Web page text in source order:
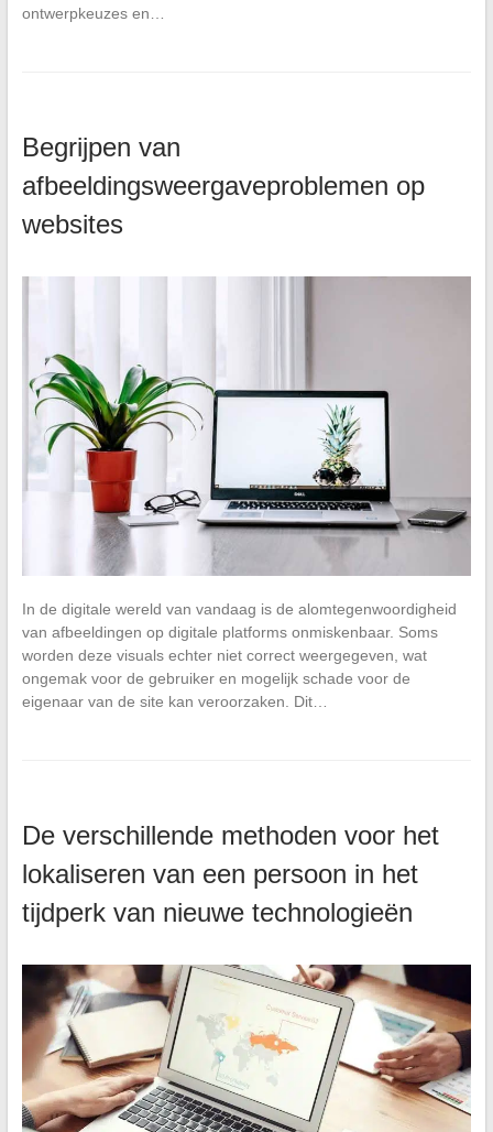
ontwerpkeuzes en…
Begrijpen van
afbeeldingsweergaveproblemen op
websites
In de digitale wereld van vandaag is de alomtegenwoordigheid
van afbeeldingen op digitale platforms onmiskenbaar. Soms
worden deze visuals echter niet correct weergegeven, wat
ongemak voor de gebruiker en mogelijk schade voor de
eigenaar van de site kan veroorzaken. Dit…
De verschillende methoden voor het
lokaliseren van een persoon in het
tijdperk van nieuwe technologieën